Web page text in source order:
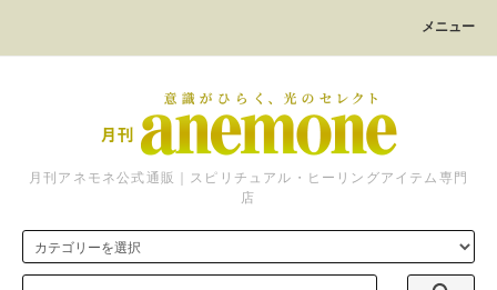
メニュー
月刊アネモネ公式通販｜スピリチュアル・ヒーリングアイテム専門
店